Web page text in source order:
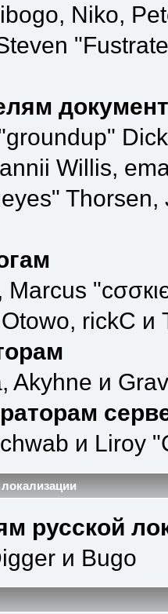
Niko,
Willis,
Marcus
rickC и
Akyhne и
и Liroy
русской
и Bugo